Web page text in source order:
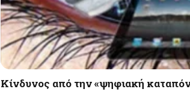
Κίνδυνος από την «ψηφιακή